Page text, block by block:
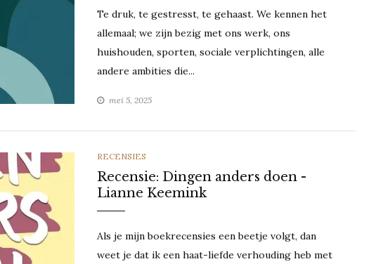
Te druk, te gestresst, te gehaast. We kennen het
allemaal; we zijn bezig met ons werk, ons
huishouden, sporten, sociale verplichtingen, alle
andere ambities die...
mei 5, 2025
CATEGORIES
RECENSIES
Recensie: Dingen anders doen -
Lianne Keemink
Als je mijn boekrecensies een beetje volgt, dan
weet je dat ik een haat-liefde verhouding heb met